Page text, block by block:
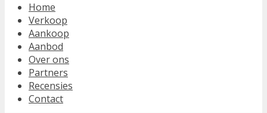
Home
Verkoop
Aankoop
Aanbod
Over ons
Partners
Recensies
Contact